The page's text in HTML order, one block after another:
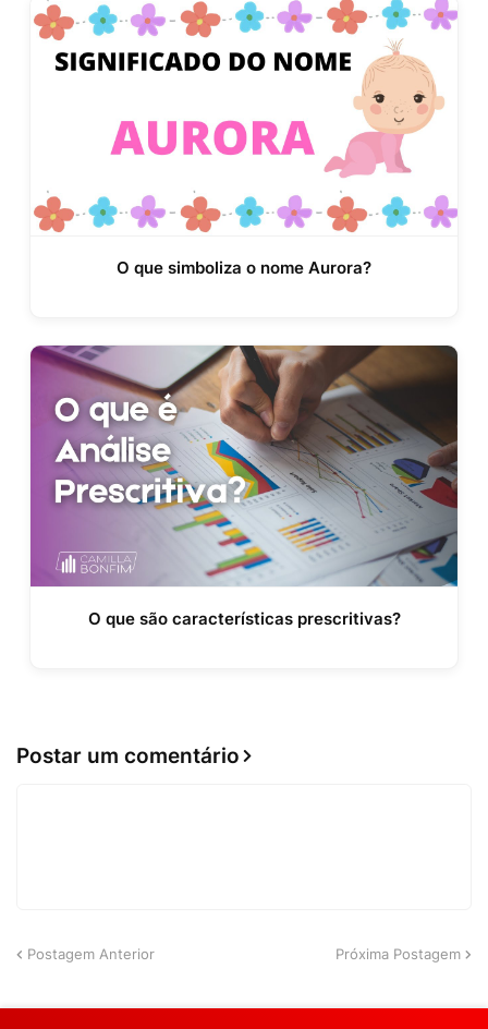
O que simboliza o nome Aurora?
O que são características prescritivas?
Postar um comentário
Postagem Anterior Próxima Postagem